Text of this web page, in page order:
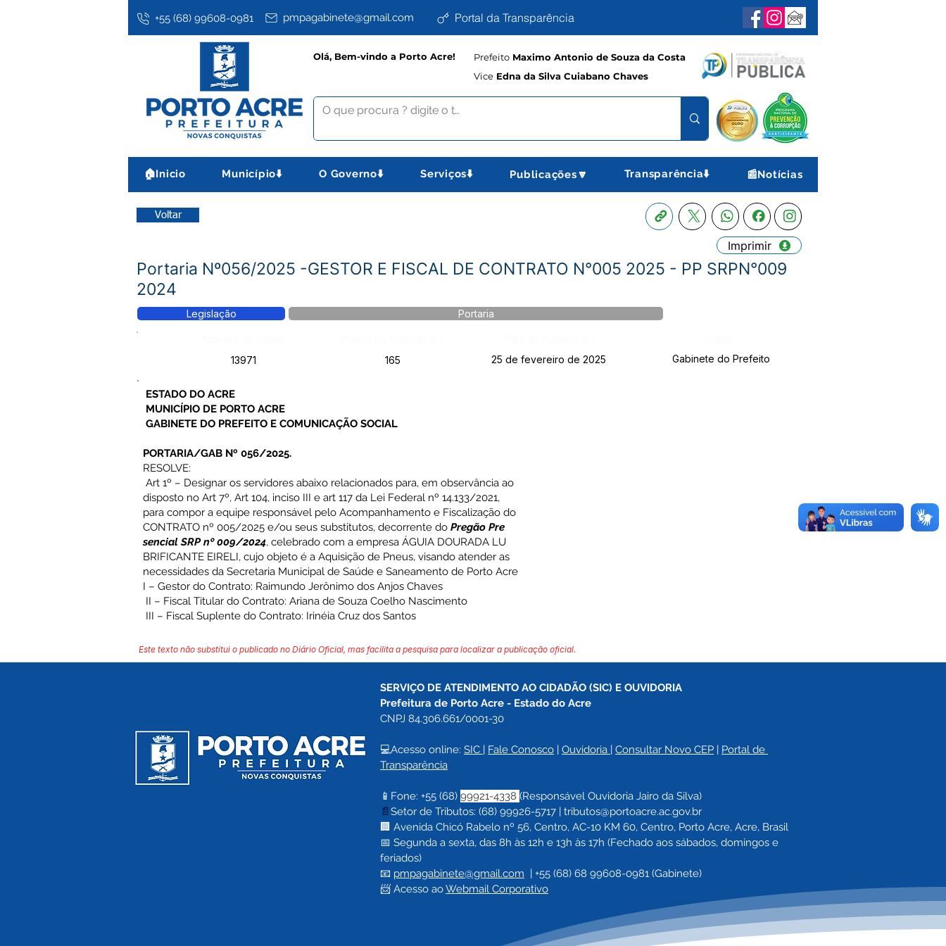
+55 (68) 99608-0981 pmpagabinete@gmail.com Portal da Transparência
Olá, Bem-vindo a Porto Acre! Prefeito Maximo Antonio de Souza da Costa
Vice Edna da Silva Cuiabano Chaves
🏠Inicio Município⬇️ O Governo⬇️ Serviços⬇️ Publicações🔽 Transparência⬇️ 📰Notícias
Voltar
Imprimir
Portaria Nº056/2025 -GESTOR E FISCAL DE CONTRATO N°005 2025 - PP SRPN°009
2024
Legislação Portaria
13971
165 25 de fevereiro de 2025 Gabinete do Prefeito
ESTADO DO ACRE
MUNICÍPIO DE PORTO ACRE
GABINETE DO PREFEITO E COMUNICAÇÃO SOCIAL
PORTARIA/GAB Nº 056/2025.
RESOLVE:
Art 1º – Designar os servidores abaixo relacionados para, em observância ao
disposto no Art 7º, Art 104, inciso III e art 117 da Lei Federal nº 14.133/2021,
para compor a equipe responsável pelo Acompanhamento e Fiscalização do
CONTRATO nº 005/2025 e/ou seus substitutos, decorrente do Pregão Pre
sencial SRP nº 009/2024, celebrado com a empresa ÁGUIA DOURADA LU
BRIFICANTE EIRELI, cujo objeto é a Aquisição de Pneus, visando atender as
necessidades da Secretaria Municipal de Saúde e Saneamento de Porto Acre
I – Gestor do Contrato: Raimundo Jerônimo dos Anjos Chaves
II – Fiscal Titular do Contrato: Ariana de Souza Coelho Nascimento
III – Fiscal Suplente do Contrato: Irinéia Cruz dos Santos
Este texto não substitui o publicado no Diário Oficial, mas facilita a pesquisa para localizar a publicação oficial.
SERVIÇO DE ATENDIMENTO AO CIDADÃO (SIC) E OUVIDORIA
Prefeitura de Porto Acre - Estado do Acre
CNPJ 84.306.661/0001-30
💻Acesso online: SIC | Fale Conosco | Ouvidoria | Consultar Novo CEP | Portal de
Transparência
📱Fone: +55 (68) 99921-4338 (Responsável Ouvidoria Jairo da Silva)
📄 Setor de Tributos: (68) 99926-5717 | tributos@portoacre.ac.gov.br
🏢 Avenida Chicó Rabelo nº 56, Centro, AC-10 KM 60, Centro, Porto Acre, Acre, Brasil
📅 Segunda a sexta, das 8h às 12h e 13h às 17h (Fechado aos sábados, domingos e
feriados)
📧 pmpagabinete@gmail.com | +55 (68) 68 99608-0981 (Gabinete)
📨 Acesso ao Webmail Corporativo